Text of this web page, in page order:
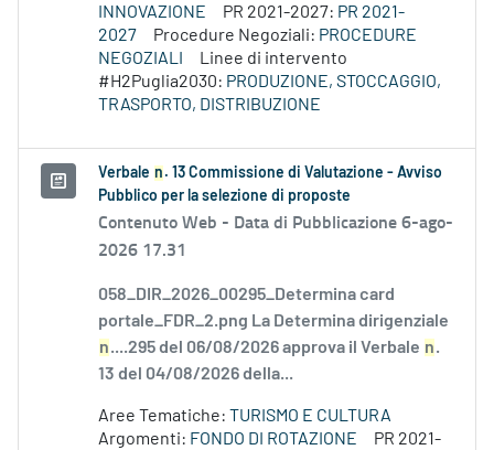
INNOVAZIONE
PR 2021-2027: PR 2021-
2027
Procedure Negoziali: PROCEDURE
NEGOZIALI
Linee di intervento
#H2Puglia2030: PRODUZIONE, STOCCAGGIO,
TRASPORTO, DISTRIBUZIONE
Verbale n . 13 Commissione di Valutazione - Avviso
Pubblico per la selezione di proposte
Contenuto Web - Data di Pubblicazione 6-ago-
2026 17.31
058_DIR_2026_00295_Determina card
portale_FDR_2.png La Determina dirigenziale
n....295 del 06/08/2026 approva il Verbale n.
13 del 04/08/2026 della...
Aree Tematiche: TURISMO E CULTURA
Argomenti: FONDO DI ROTAZIONE
PR 2021-